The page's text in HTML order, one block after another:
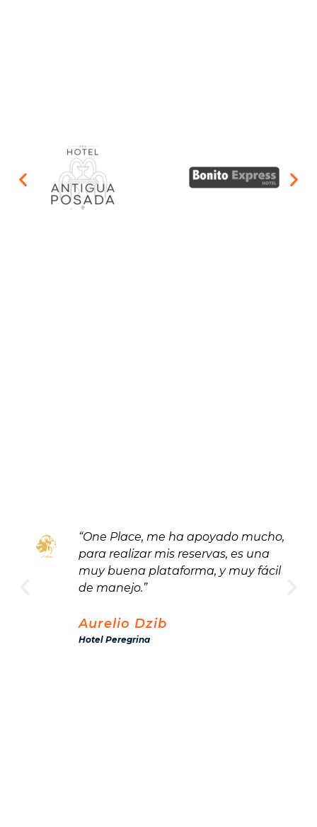
“One Place, me ha apoyado mucho,
para realizar mis reservas, es una
muy buena plataforma, y muy fácil
de manejo.”
Aurelio Dzib
Hotel Peregrina